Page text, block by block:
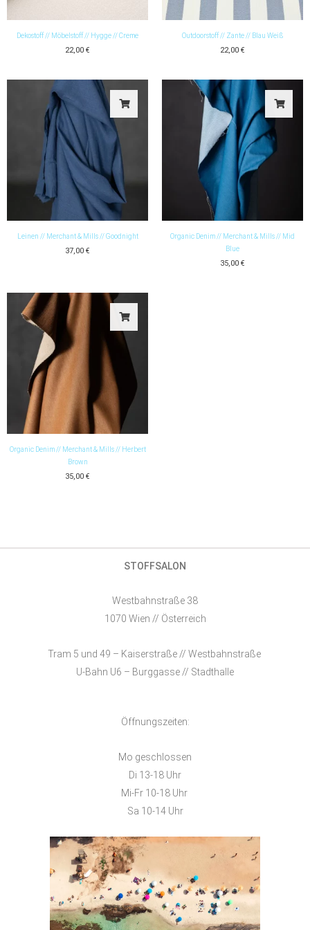
Dekostoff // Möbelstoff // Hygge // Creme
22,00 €
Outdoorstoff // Zante // Blau Weiß
22,00 €
Leinen // Merchant & Mills // Goodnight
37,00 €
Organic Denim // Merchant & Mills // Mid
Blue
35,00 €
Organic Denim // Merchant & Mills // Herbert
Brown
35,00 €
STOFFSALON
Westbahnstraße 38
1070 Wien // Österreich
Tram 5 und 49 – Kaiserstraße // Westbahnstraße
U-Bahn U6 – Burggasse // Stadthalle
Öffnungszeiten:
Mo geschlossen
Di 13-18 Uhr
Mi-Fr 10-18 Uhr
Sa 10-14 Uhr